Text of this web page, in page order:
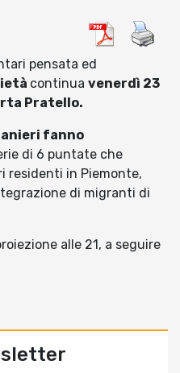
pensata ed
continua venerdì 23
Pratello.
fanno
di 6 puntate che
residenti in Piemonte,
di migranti di
alle 21, a seguire